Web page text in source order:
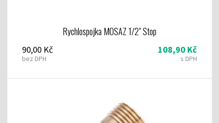
Rychlospojka MOSAZ 1/2" Stop
90,00 Kč
bez DPH
108,90 Kč
s DPH